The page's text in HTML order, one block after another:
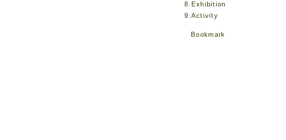
8.Exhibition
9.Activity
Bookmark